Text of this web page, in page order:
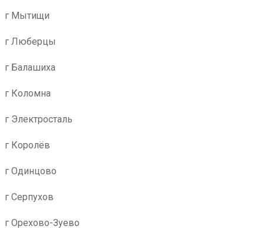
г Мытищи
г Люберцы
г Балашиха
г Коломна
г Электросталь
г Королёв
г Одинцово
г Серпухов
г Орехово-Зуево